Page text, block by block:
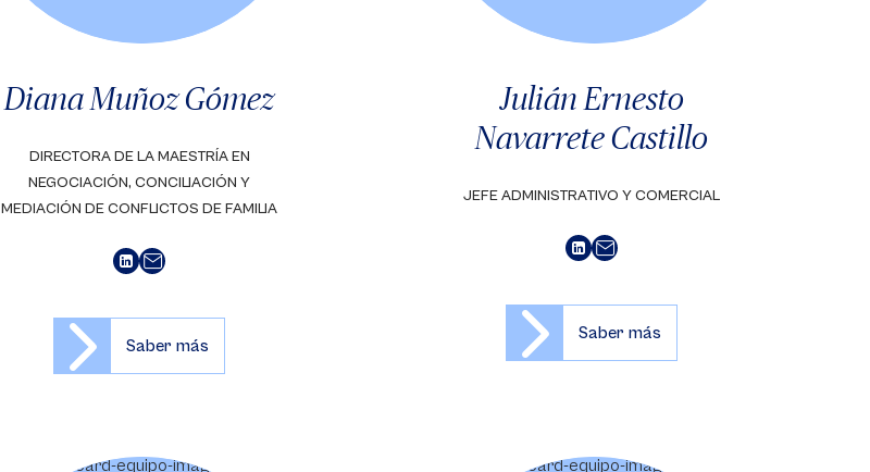
Diana Muñoz Gómez
DIRECTORA DE LA MAESTRÍA EN
NEGOCIACIÓN, CONCILIACIÓN Y
MEDIACIÓN DE CONFLICTOS DE FAMILIA
Saber más
Julián Ernesto
Navarrete Castillo
JEFE ADMINISTRATIVO Y COMERCIAL
Saber más